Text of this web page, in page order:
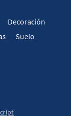
Decoración
Suelo